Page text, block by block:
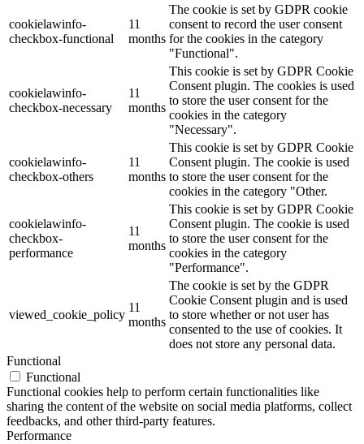
cookielawinfo-
checkbox-functional
11
months
The cookie is set by GDPR cookie
consent to record the user consent
for the cookies in the category
"Functional".
cookielawinfo-
checkbox-necessary
11
months
This cookie is set by GDPR Cookie
Consent plugin. The cookies is used
to store the user consent for the
cookies in the category
"Necessary".
cookielawinfo-
checkbox-others
11
months
This cookie is set by GDPR Cookie
Consent plugin. The cookie is used
to store the user consent for the
cookies in the category "Other.
cookielawinfo-
checkbox-
performance
11
months
This cookie is set by GDPR Cookie
Consent plugin. The cookie is used
to store the user consent for the
cookies in the category
"Performance".
viewed_cookie_policy
11
months
The cookie is set by the GDPR
Cookie Consent plugin and is used
to store whether or not user has
consented to the use of cookies. It
does not store any personal data.
Functional
Functional
Functional cookies help to perform certain functionalities like
sharing the content of the website on social media platforms, collect
feedbacks, and other third-party features.
Performance